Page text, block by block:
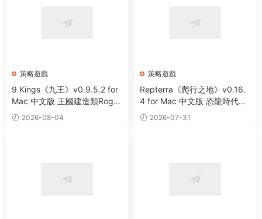
策略遊戲
9 Kings《九王》v0.9.5.2 for
Mac 中文版 王國建造類Rogu
elike遊戲
2026-08-04
策略遊戲
Repterra《爬行之地》v0.16.
4 for Mac 中文版 恐龍時代基
地建設生存戰略遊戲
2026-07-31